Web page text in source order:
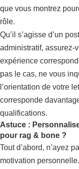
que vous montrez
rôle.
Qu’il s’agisse d’un
administratif, assurez-
expérience
pas le cas, ne vous
l’orientation de votre
corresponde
qualifications.
Astuce :
pour rag & bone ?
Tout d’abord, n’ayez
motivation